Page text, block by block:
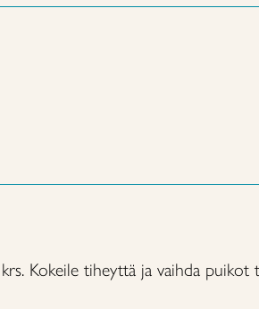
Kokeile tiheyttä ja vaihda puikot